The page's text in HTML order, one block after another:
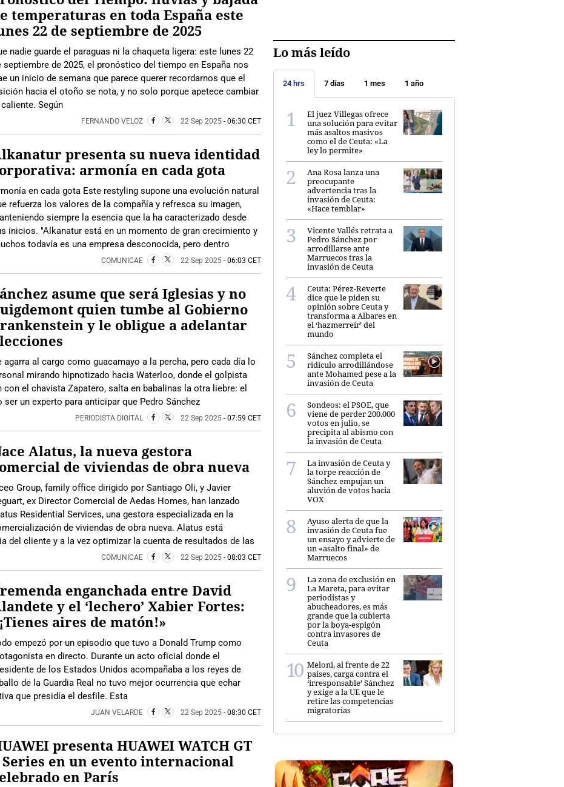
temperaturas en toda España este
22 de septiembre de 2025
nadie guarde el paraguas ni la chaqueta ligera: este lunes 22
septiembre de 2025, el pronóstico del tiempo en España nos
un inicio de semana que parece querer recordarnos que el
hacia el otoño se nota, y no solo porque apetece cambiar
Según
FERNANDO VELOZ 22 Sep 2025 - 06:30 CET
presenta su nueva identidad
armonía en cada gota
en cada gota Este restyling supone una evolución natural
refuerza los valores de la compañía y refresca su imagen,
siempre la esencia que la ha caracterizado desde
inicios. "Alkanatur está en un momento de gran crecimiento y
todavía es una empresa desconocida, pero dentro
COMUNICAE 22 Sep 2025 - 06:03 CET
asume que será Iglesias y no
quien tumbe al Gobierno
y le obligue a adelantar
agarra al cargo como guacamayo a la percha, pero cada día lo
mirando hipnotizado hacia Waterloo, donde el golpista
el chavista Zapatero, salta en babalinas la otra liebre: el
un experto para anticipar que Pedro Sánchez
PERIODISTA DIGITAL 22 Sep 2025 - 07:59 CET
Alatus, la nueva gestora
de viviendas de obra nueva
Group, family office dirigido por Santiago Oli, y Javier
ex Director Comercial de Aedas Homes, han lanzado
Residential Services, una gestora especializada en la
de viviendas de obra nueva. Alatus está
del cliente y a la vez optimizar la cuenta de resultados de las
COMUNICAE 22 Sep 2025 - 08:03 CET
enganchada entre David
y el ‘lechero’ Xabier Fortes:
aires de matón!»
empezó por un episodio que tuvo a Donald Trump como
en directo. Durante un acto oficial donde el
de los Estados Unidos acompañaba a los reyes de
de la Guardia Real no tuvo mejor ocurrencia que echar
que presidía el desfile. Esta
JUAN VELARDE 22 Sep 2025 - 08:30 CET
presenta HUAWEI WATCH GT
Series en un evento internacional
en París
Lo más leído
24 hrs 7 días 1 mes 1 año
El juez Villegas ofrece
una solución para evitar
más asaltos masivos
como el de Ceuta: «La
ley lo permite»
Ana Rosa lanza una
preocupante
advertencia tras la
invasión de Ceuta:
«Hace temblar»
Vicente Vallés retrata a
Pedro Sánchez por
arrodillarse ante
Marruecos tras la
invasión de Ceuta
Ceuta: Pérez-Reverte
dice que le piden su
opinión sobre Ceuta y
transforma a Albares en
el ‘hazmerreír’ del
mundo
Sánchez completa el
ridículo arrodillándose
ante Mohamed pese a la
invasión de Ceuta
Sondeos: el PSOE, que
viene de perder 200.000
votos en julio, se
precipita al abismo con
la invasión de Ceuta
La invasión de Ceuta y
la torpe reacción de
Sánchez empujan un
aluvión de votos hacia
VOX
Ayuso alerta de que la
invasión de Ceuta fue
un ensayo y advierte de
un «asalto final» de
Marruecos
La zona de exclusión en
La Mareta, para evitar
periodistas y
abucheadores, es más
grande que la cubierta
por la boya-espigón
contra invasores de
Ceuta
Meloni, al frente de 22
países, carga contra el
‘irresponsable’ Sánchez
y exige a la UE que le
retire las competencias
migratorias